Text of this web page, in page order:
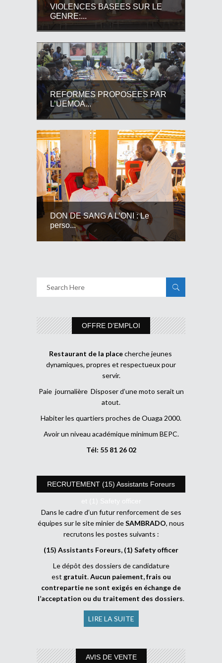
VIOLENCES BASEES SUR LE
GENRE:...
REFORMES PROPOSEES PAR
L’UEMOA...
DON DE SANG A L’ONI : Le
perso...
OFFRE D’EMPLOI
Restaurant de la placecherche jeunes
dynamiques, propres et respectueux pour
servir.
Paie journalière Disposer d’une moto serait un
atout.
Habiter les quartiers proches de Ouaga 2000.
Avoir un niveau académique minimum BEPC.
Tél: 55 81 26 02
RECRUTEMENT (15) Assistants Foreurs
et (1) Safety officer
Dans le cadre d’un futur renforcement de ses
équipes sur le site minier deSAMBRADO, nous
recrutons les postes suivants :
(15) Assistants Foreurs, (1) Safety officer
Le dépôt des dossiers de candidature
est gratuit.Aucun paiement, frais ou
contrepartie ne sont exigés en échange de
l’acceptation ou du traitement des dossiers.
LIRE LA SUITE
AVIS DE VENTE